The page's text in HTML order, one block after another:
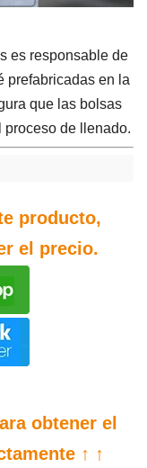
es responsable de
prefabricadas en la
que las bolsas
proceso de llenado.
producto,
el precio.
obtener el
↑ ↑